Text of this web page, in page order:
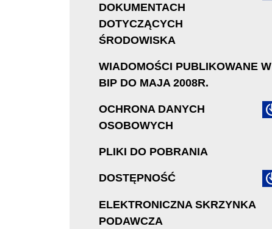
DOKUMENTACH
DOTYCZĄCYCH
ŚRODOWISKA
WIADOMOŚCI PUBLIKOWANE W
BIP DO MAJA 2008R.
OCHRONA DANYCH
OSOBOWYCH
PLIKI DO POBRANIA
DOSTĘPNOŚĆ
ELEKTRONICZNA SKRZYNKA
PODAWCZA